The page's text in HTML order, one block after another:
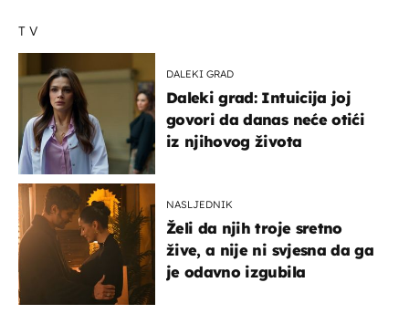
TV
DALEKI GRAD
Daleki grad: Intuicija joj
govori da danas neće otići
iz njihovog života
NASLJEDNIK
Želi da njih troje sretno
žive, a nije ni svjesna da ga
je odavno izgubila